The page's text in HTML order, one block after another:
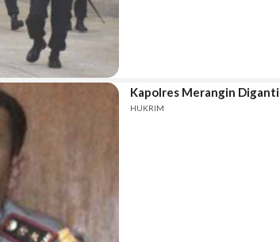
Kapolres Merangin Diganti
HUKRIM